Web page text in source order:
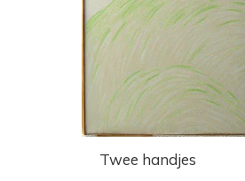
Twee handjes